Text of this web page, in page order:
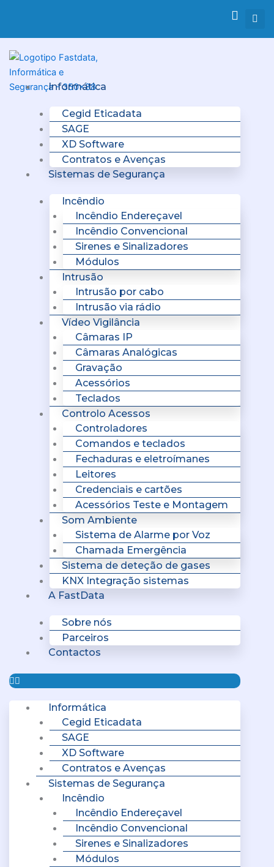
content
Informática
Cegid Eticadata
SAGE
XD Software
Contratos e Avenças
Sistemas de Segurança
Incêndio
Incêndio Endereçavel
Incêndio Convencional
Sirenes e Sinalizadores
Módulos
Intrusão
Intrusão por cabo
Intrusão via rádio
Vídeo Vigilância
Câmaras IP
Câmaras Analógicas
Gravação
Acessórios
Teclados
Controlo Acessos
Controladores
Comandos e teclados
Fechaduras e eletroímanes
Leitores
Credenciais e cartões
Acessórios Teste e Montagem
Som Ambiente
Sistema de Alarme por Voz
Chamada Emergência
Sistema de deteção de gases
KNX Integração sistemas
A FastData
Sobre nós
Parceiros
Contactos
Menu
Informática
Cegid Eticadata
SAGE
XD Software
Contratos e Avenças
Sistemas de Segurança
Incêndio
Incêndio Endereçavel
Incêndio Convencional
Sirenes e Sinalizadores
Módulos